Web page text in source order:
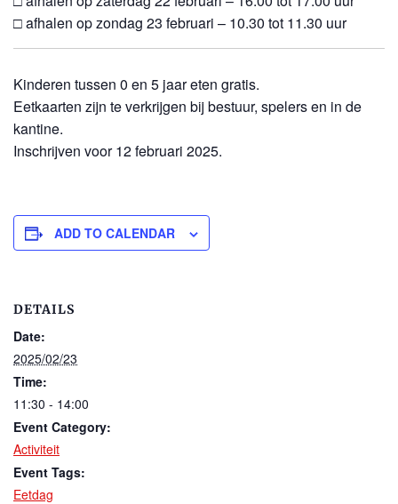
□ afhalen op zondag 23 februari – 10.30 tot 11.30 uur
Kinderen tussen 0 en 5 jaar eten gratis.
Eetkaarten zijn te verkrijgen bij bestuur, spelers en in de
kantine.
Inschrijven voor 12 februari 2025.
ADD TO CALENDAR
DETAILS
Date:
2025/02/23
Time:
11:30 - 14:00
Event Category:
Activiteit
Event Tags:
Eetdag